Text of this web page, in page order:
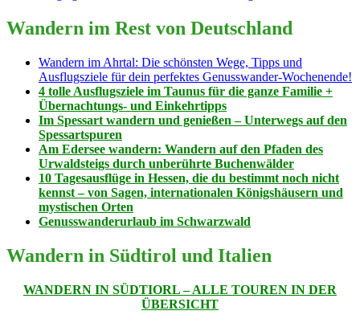
Wandern im Rest von Deutschland
Wandern im Ahrtal: Die schönsten Wege, Tipps und
Ausflugsziele für dein perfektes Genusswander-Wochenende!
4 tolle Ausflugsziele im Taunus für die ganze Familie +
Übernachtungs- und Einkehrtipps
Im Spessart wandern und genießen – Unterwegs auf den
Spessartspuren
Am Edersee wandern: Wandern auf den Pfaden des
Urwaldsteigs durch unberührte Buchenwälder
10 Tagesausflüge in Hessen, die du bestimmt noch nicht
kennst – von Sagen, internationalen Königshäusern und
mystischen Orten
Genusswanderurlaub im Schwarzwald
Wandern in Südtirol und Italien
WANDERN IN SÜDTIORL – ALLE TOUREN IN DER
ÜBERSICHT